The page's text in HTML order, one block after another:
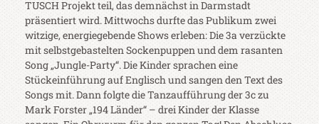
TUSCH Projekt teil, das demnächst in Darmstadt
präsentiert wird.Mittwochs durfte das Publikum zwei
witzige, energiegebende Shows erleben: Die 3a verzückte
mit selbstgebastelten Sockenpuppen und dem rasanten
Song „Jungle-Party“. Die Kinder sprachen eine
Stückeinführung auf Englisch und sangen den Text des
Songs mit.Dann folgte die Tanzaufführung der 3c zu
Mark Forster „194 Länder“ – drei Kinder der Klasse